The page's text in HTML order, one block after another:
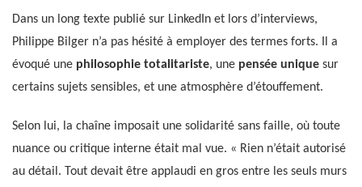
Dans un long texte publié sur LinkedIn et lors d’interviews,
Philippe Bilger n’a pas hésité à employer des termes forts. Il a
évoqué une philosophie totalitariste, une pensée unique sur
certains sujets sensibles, et une atmosphère d’étouffement.
Selon lui, la chaîne imposait une solidarité sans faille, où toute
nuance ou critique interne était mal vue. « Rien n’était autorisé
au détail. Tout devait être applaudi en gros entre les seuls murs